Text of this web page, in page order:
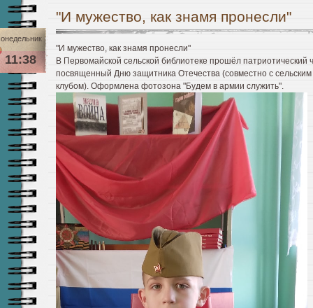
"И мужество, как знамя пронесли"
11:38
"И мужество, как знамя пронесли"
В Первомайской сельской библиотеке прошёл патриотический
посвященный Дню защитника Отечества (совместно с сельским
клубом). Оформлена фотозона "Будем в армии служить".